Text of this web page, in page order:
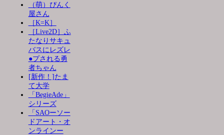
（萌）ぴんく
屋さん
［K=K］
［Live2D］ふ
たなりサキュ
バスにレズレ
●プされる勇
者ちゃん
[新作！]たま
て大学
「BegieAde」
シリーズ
「SAOーソー
ドアート・オ
ンラインー